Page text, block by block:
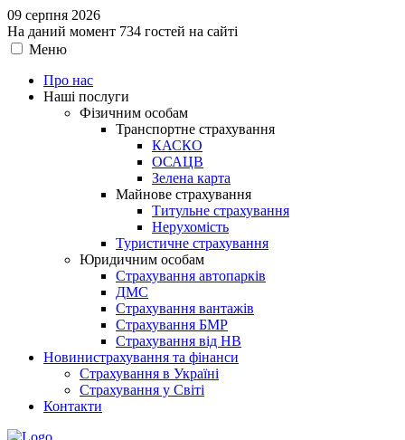
09 серпня 2026
На даний момент 734 гостей на сайті
Меню
Про нас
Наші послуги
Фізичним особам
Транспортне страхування
КАСКО
ОСАЦВ
Зелена карта
Майнове страхування
Титульне страхування
Нерухомість
Туристичне страхування
Юридичним особам
Страхування автопарків
ДМС
Страхування вантажів
Страхування БМР
Страхування від НВ
Новинистрахування та фінанси
Страхування в Україні
Страхування у Світі
Контакти